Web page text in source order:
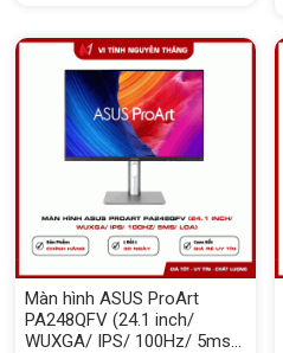
Màn hình ASUS ProArt
PA248QFV (24.1 inch/
WUXGA/ IPS/ 100Hz/ 5ms/